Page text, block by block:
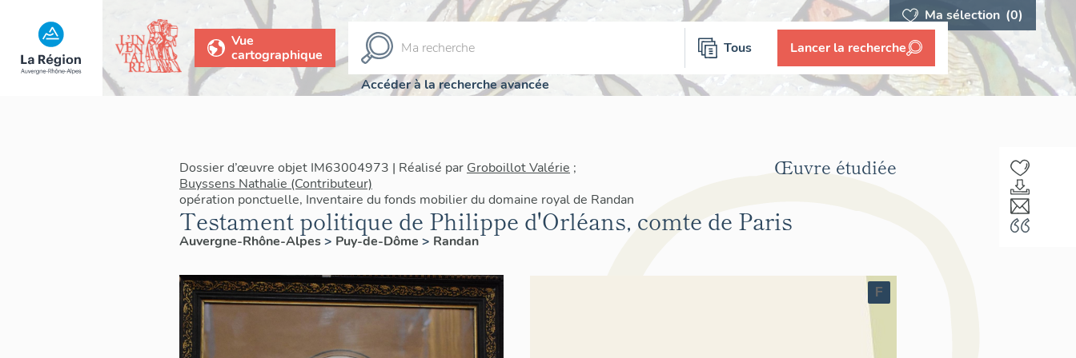
Ma sélection (0)
Vue
cartographique
Tous Lancer la recherche
Accéder à la recherche avancée
Dossier d’œuvre objet IM63004973 | Réalisé par Groboillot Valérie ;
Buyssens Nathalie (Contributeur)
opération ponctuelle, Inventaire du fonds mobilier du domaine royal de Randan
Testament politique de Philippe d'Orléans, comte de Paris
Auvergne-Rhône-Alpes> Puy-de-Dôme > Randan
Œuvre étudiée
F